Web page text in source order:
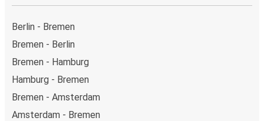
Berlin - Bremen
Bremen - Berlin
Bremen - Hamburg
Hamburg - Bremen
Bremen - Amsterdam
Amsterdam - Bremen